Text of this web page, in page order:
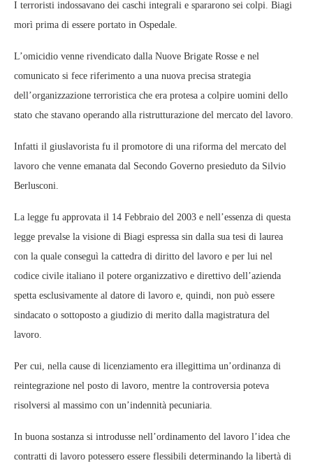
I terroristi indossavano dei caschi integrali e spararono sei colpi. Biagi
morì prima di essere portato in Ospedale.
L’omicidio venne rivendicato dalla Nuove Brigate Rosse e nel
comunicato si fece riferimento a una nuova precisa strategia
dell’organizzazione terroristica che era protesa a colpire uomini dello
stato che stavano operando alla ristrutturazione del mercato del lavoro.
Infatti il giuslavorista fu il promotore di una riforma del mercato del
lavoro che venne emanata dal Secondo Governo presieduto da Silvio
Berlusconi.
La legge fu approvata il 14 Febbraio del 2003 e nell’essenza di questa
legge prevalse la visione di Biagi espressa sin dalla sua tesi di laurea
con la quale conseguì la cattedra di diritto del lavoro e per lui nel
codice civile italiano il potere organizzativo e direttivo dell’azienda
spetta esclusivamente al datore di lavoro e, quindi, non può essere
sindacato o sottoposto a giudizio di merito dalla magistratura del
lavoro.
Per cui, nella cause di licenziamento era illegittima un’ordinanza di
reintegrazione nel posto di lavoro, mentre la controversia poteva
risolversi al massimo con un’indennità pecuniaria.
In buona sostanza si introdusse nell’ordinamento del lavoro l’idea che
contratti di lavoro potessero essere flessibili determinando la libertà di